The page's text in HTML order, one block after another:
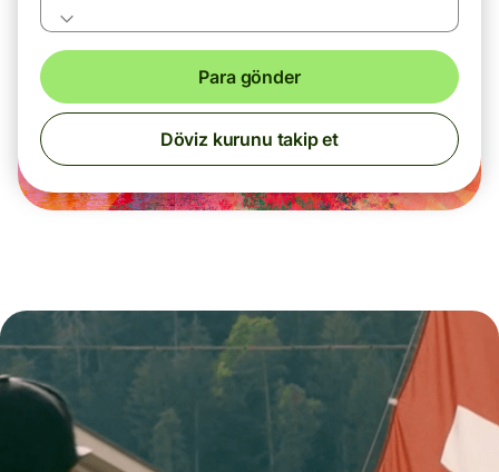
Para gönder
Döviz kurunu takip et